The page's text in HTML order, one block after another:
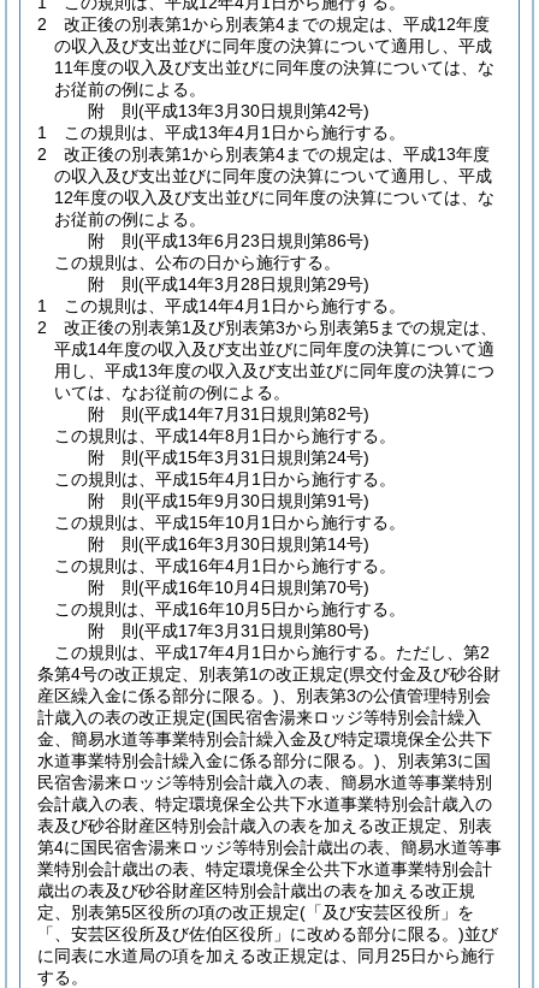
2
改正後の別表第1から別表第4までの規定は、平成12年度
の収入及び支出並びに同年度の決算について適用し、平成
11年度の収入及び支出並びに同年度の決算については、な
お従前の例による。
附 則(平成13年3月30日規則第42号)
1
この規則は、平成13年4月1日から施行する。
2
改正後の別表第1から別表第4までの規定は、平成13年度
の収入及び支出並びに同年度の決算について適用し、平成
12年度の収入及び支出並びに同年度の決算については、な
お従前の例による。
附 則(平成13年6月23日規則第86号)
この規則は、公布の日から施行する。
附 則(平成14年3月28日規則第29号)
1
この規則は、平成14年4月1日から施行する。
2
改正後の別表第1及び別表第3から別表第5までの規定は、
平成14年度の収入及び支出並びに同年度の決算について適
用し、平成13年度の収入及び支出並びに同年度の決算につ
いては、なお従前の例による。
附 則(平成14年7月31日規則第82号)
この規則は、平成14年8月1日から施行する。
附 則(平成15年3月31日規則第24号)
この規則は、平成15年4月1日から施行する。
附 則(平成15年9月30日規則第91号)
この規則は、平成15年10月1日から施行する。
附 則(平成16年3月30日規則第14号)
この規則は、平成16年4月1日から施行する。
附 則(平成16年10月4日規則第70号)
この規則は、平成16年10月5日から施行する。
附 則(平成17年3月31日規則第80号)
この規則は、平成17年4月1日から施行する。 ただし、第2
条第4号の改正規定、別表第1の改正規定(県交付金及び砂谷財
産区繰入金に係る部分に限る。) 、別表第3の公債管理特別会
計歳入の表の改正規定(国民宿舎湯来ロッジ等特別会計繰入
金、簡易水道等事業特別会計繰入金及び特定環境保全公共下
水道事業特別会計繰入金に係る部分に限る。) 、別表第3に国
民宿舎湯来ロッジ等特別会計歳入の表、簡易水道等事業特別
会計歳入の表、特定環境保全公共下水道事業特別会計歳入の
表及び砂谷財産区特別会計歳入の表を加える改正規定、別表
第4に国民宿舎湯来ロッジ等特別会計歳出の表、簡易水道等事
業特別会計歳出の表、特定環境保全公共下水道事業特別会計
歳出の表及び砂谷財産区特別会計歳出の表を加える改正規
定、別表第5区役所の項の改正規定(「及び安芸区役所」を
「、安芸区役所及び佐伯区役所」に改める部分に限る。)並び
に同表に水道局の項を加える改正規定は、同月25日から施行
する。